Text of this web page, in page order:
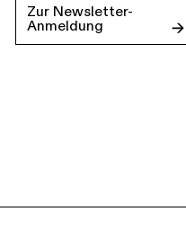
Zur Newsletter-
Anmeldung